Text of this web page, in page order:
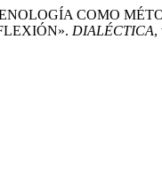
COMO
DIALÉCTICA,